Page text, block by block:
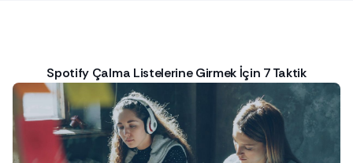
Spotify Çalma Listelerine Girmek İçin 7 Taktik